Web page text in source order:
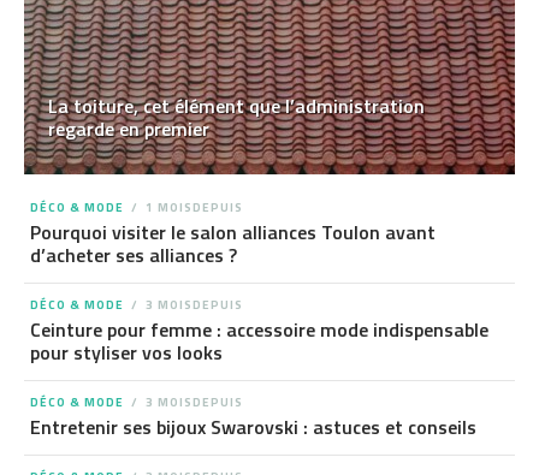
La toiture, cet élément que l’administration
regarde en premier
DÉCO & MODE 1 MOISDEPUIS
Pourquoi visiter le salon alliances Toulon avant
d’acheter ses alliances ?
DÉCO & MODE 3 MOISDEPUIS
Ceinture pour femme : accessoire mode indispensable
pour styliser vos looks
DÉCO & MODE 3 MOISDEPUIS
Entretenir ses bijoux Swarovski : astuces et conseils